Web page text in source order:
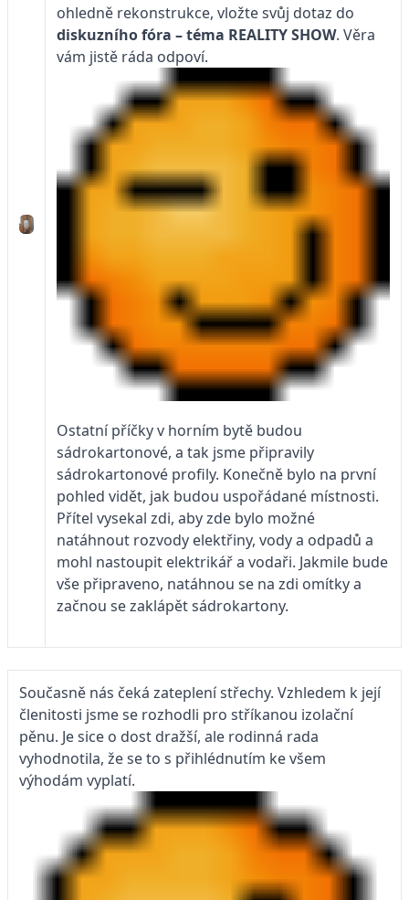
ohledně rekonstrukce, vložte svůj dotaz do
diskuzního fóra – téma REALITY SHOW. Věra
vám jistě ráda odpoví.
Ostatní příčky v horním bytě budou
sádrokartonové, a tak jsme připravily
sádrokartonové profily. Konečně bylo na první
pohled vidět, jak budou uspořádané místnosti.
Přítel vysekal zdi, aby zde bylo možné
natáhnout rozvody elektřiny, vody a odpadů a
mohl nastoupit elektrikář a vodaři. Jakmile bude
vše připraveno, natáhnou se na zdi omítky a
začnou se zaklápět sádrokartony.
Současně nás čeká zateplení střechy. Vzhledem k její
členitosti jsme se rozhodli pro stříkanou izolační
pěnu. Je sice o dost dražší, ale rodinná rada
vyhodnotila, že se to s přihlédnutím ke všem
výhodám vyplatí.